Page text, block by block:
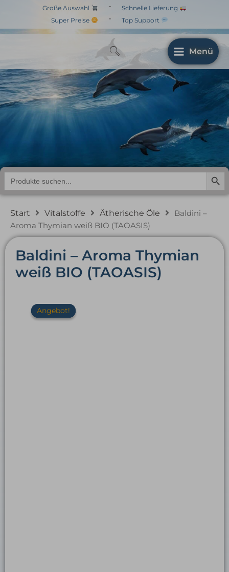
springen
Große Auswahl
Super Preise
-
-
Schnelle Lieferung
Top Support
Menü
Baldini – Aroma
Thymian weiß BIO
(TAOASIS)
Search
for:
Search
Start Vitalstoffe Ätherische Öle
Baldini –
Aroma Thymian weiß BIO (TAOASIS)
Baldini – Aroma Thymian
weiß BIO (TAOASIS)